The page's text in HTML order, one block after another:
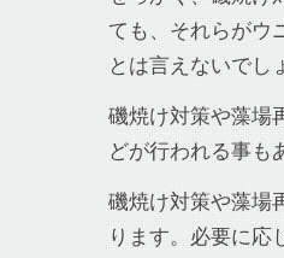
ても、それらがウ
とは言えないでし
磯焼け対策や藻場
どが行われる事も
磯焼け対策や藻場
ります。必要に応